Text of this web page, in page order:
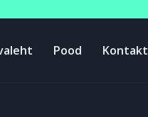
Pood Kontakt